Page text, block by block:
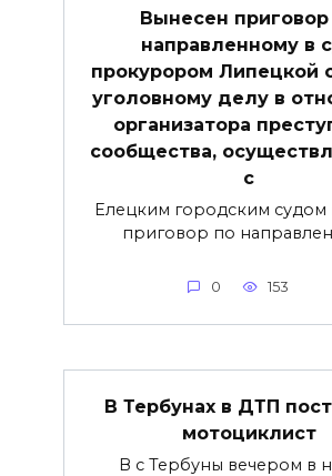
Вынесен приговор
направленному в
прокурором Липецкой
уголовному делу в
организатора
сообщества,
с
Елецким городским судом
приговор по
0 153
В Тербунах в ДТП
мотоциклист
В с Тербуны вечером в